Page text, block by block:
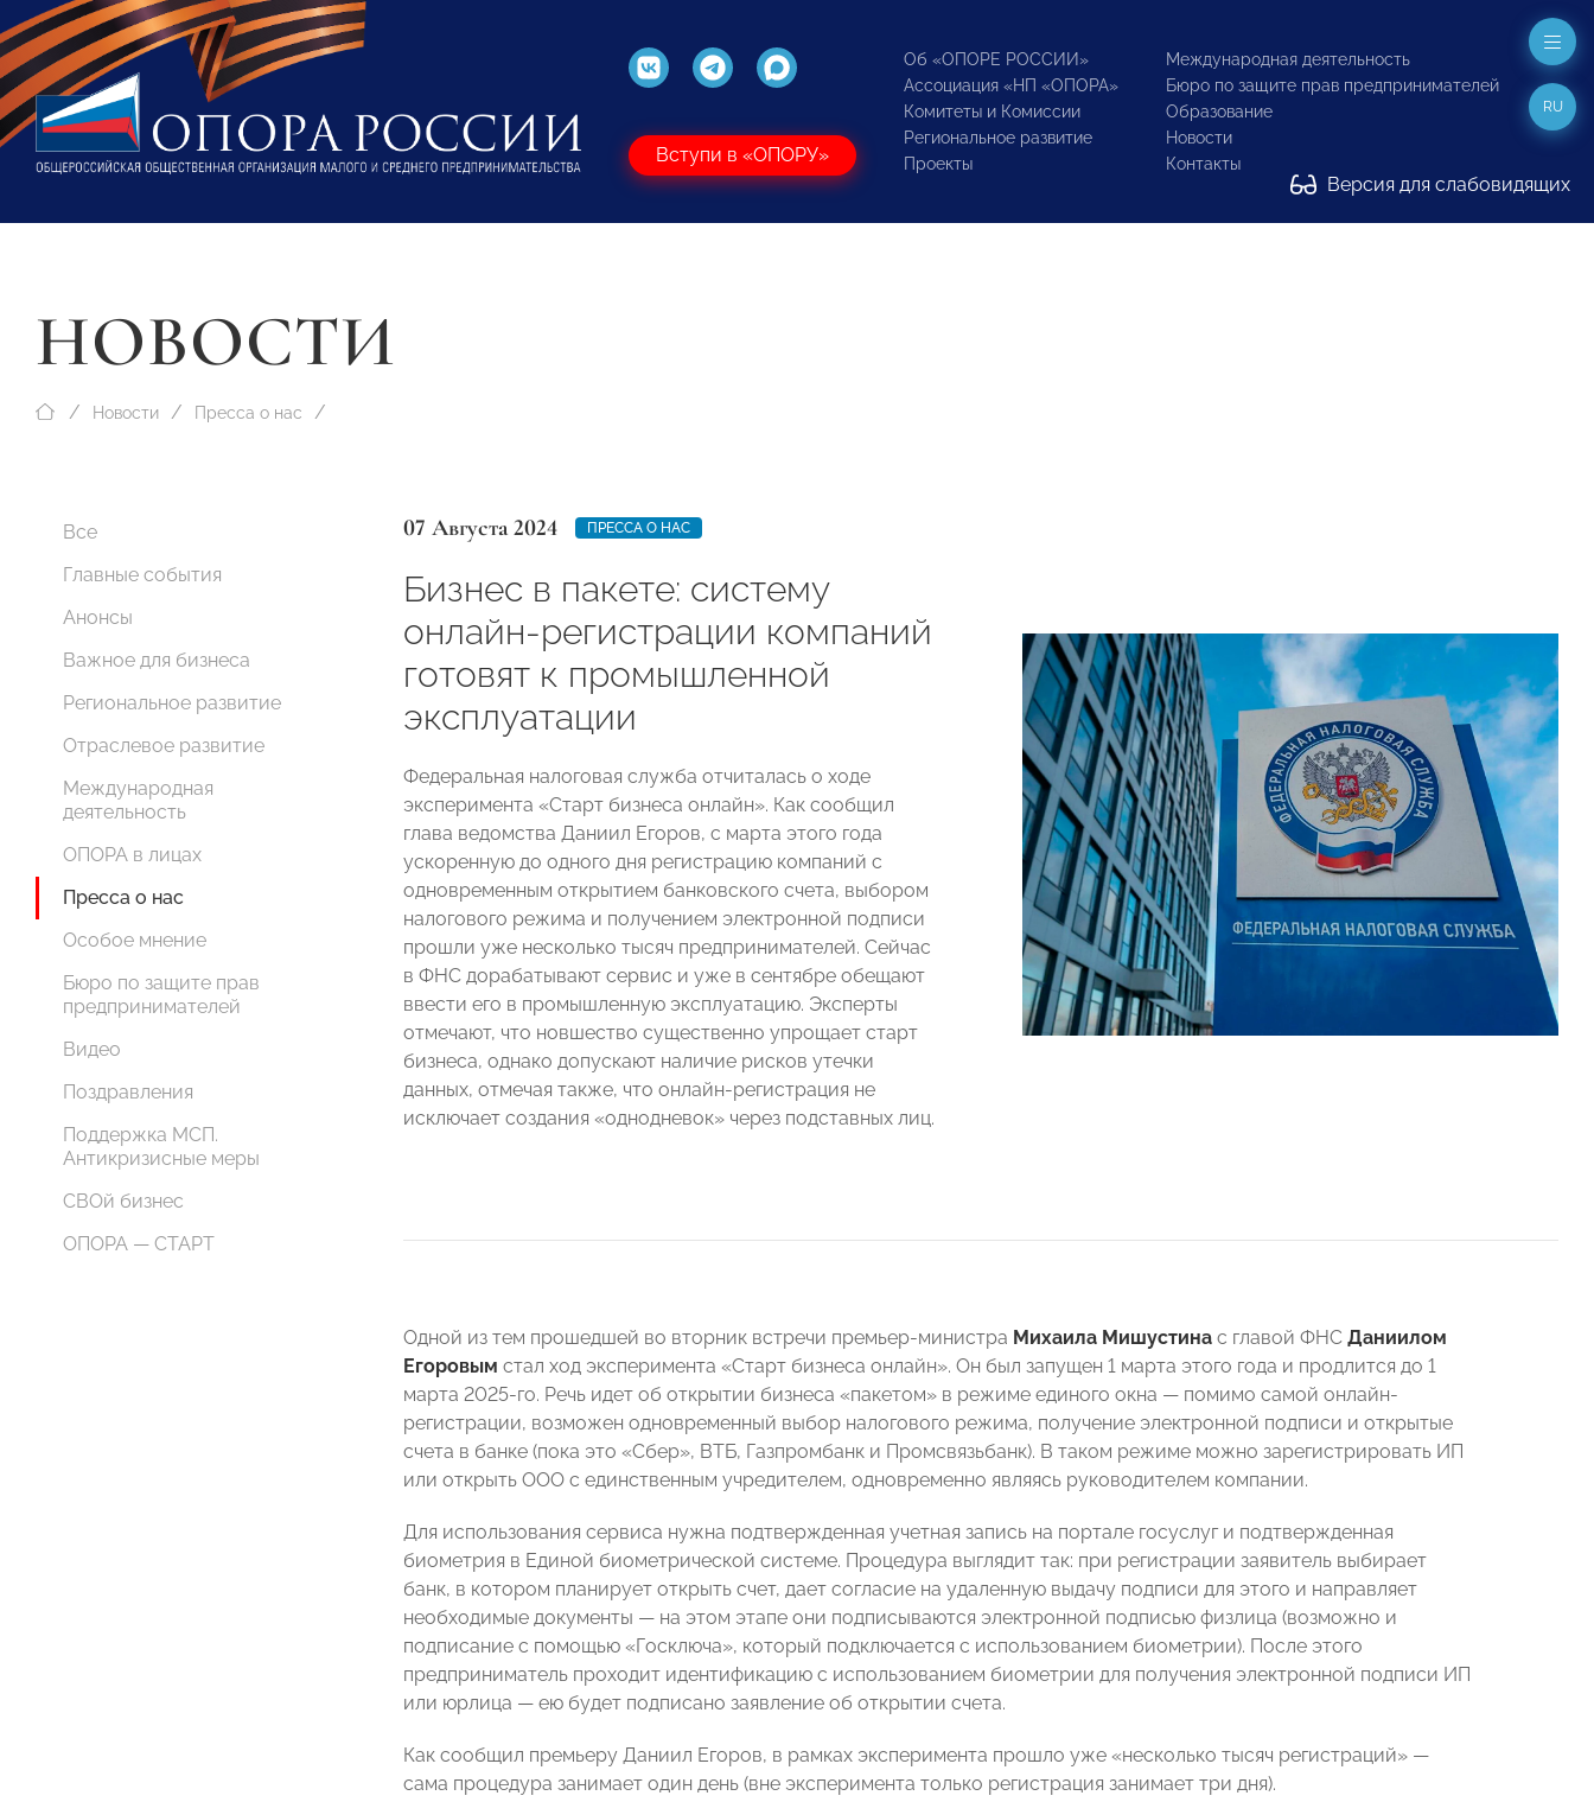
Вступи в «ОПОРУ»
Об «ОПОРЕ РОССИИ»
Ассоциация «НП «ОПОРА»
Комитеты и Комиссии
Региональное развитие
Проекты
Международная деятельность
Бюро по защите прав предпринимателей
Образование
Новости
Контакты
Версия для слабовидящих
RU
НОВОСТИ
Новости Пресса о нас
Все
Главные события
Анонсы
Важное для бизнеса
Региональное развитие
Отраслевое развитие
Международная
деятельность
ОПОРА в лицах
Пресса о нас
Особое мнение
Бюро по защите прав
предпринимателей
Видео
Поздравления
Поддержка МСП.
Антикризисные меры
СВОй бизнес
ОПОРА — СТАРТ
07 Августа 2024 ПРЕССА О НАС
Бизнес в пакете: систему
онлайн-регистрации компаний
готовят к промышленной
эксплуатации
Федеральная налоговая служба отчиталась о ходе
эксперимента «Старт бизнеса онлайн». Как сообщил
глава ведомства Даниил Егоров, с марта этого года
ускоренную до одного дня регистрацию компаний с
одновременным открытием банковского счета, выбором
налогового режима и получением электронной подписи
прошли уже несколько тысяч предпринимателей. Сейчас
в ФНС дорабатывают сервис и уже в сентябре обещают
ввести его в промышленную эксплуатацию. Эксперты
отмечают, что новшество существенно упрощает старт
бизнеса, однако допускают наличие рисков утечки
данных, отмечая также, что онлайн-регистрация не
исключает создания «однодневок» через подставных лиц.
Одной из тем прошедшей во вторник встречи премьер-министра Михаила Мишустина с главой ФНС Даниилом
Егоровым стал ход эксперимента «Старт бизнеса онлайн». Он был запущен 1 марта этого года и продлится до 1
марта 2025-го. Речь идет об открытии бизнеса «пакетом» в режиме единого окна — помимо самой онлайн-
регистрации, возможен одновременный выбор налогового режима, получение электронной подписи и открытые
счета в банке (пока это «Сбер», ВТБ, Газпромбанк и Промсвязьбанк). В таком режиме можно зарегистрировать ИП
или открыть ООО с единственным учредителем, одновременно являясь руководителем компании.
Для использования сервиса нужна подтвержденная учетная запись на портале госуслуг и подтвержденная
биометрия в Единой биометрической системе. Процедура выглядит так: при регистрации заявитель выбирает
банк, в котором планирует открыть счет, дает согласие на удаленную выдачу подписи для этого и направляет
необходимые документы — на этом этапе они подписываются электронной подписью физлица (возможно и
подписание с помощью «Госключа», который подключается с использованием биометрии). После этого
предприниматель проходит идентификацию с использованием биометрии для получения электронной подписи ИП
или юрлица — ею будет подписано заявление об открытии счета.
Как сообщил премьеру Даниил Егоров, в рамках эксперимента прошло уже «несколько тысяч регистраций» —
сама процедура занимает один день (вне эксперимента только регистрация занимает три дня).